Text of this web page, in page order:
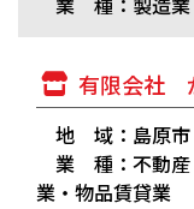
有限会社
地 域：島原市
業 種：不動産
業・物品賃貸業